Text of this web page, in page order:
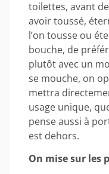
toilettes, avant
avoir toussé,
l’on tousse ou
bouche, de
plutôt avec un
se mouche, on
mettra
usage unique,
pense aussi à
est dehors.
On mise sur les